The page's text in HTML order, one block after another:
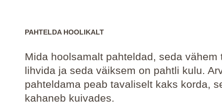
PAHTELDA HOOLIKALT
Mida hoolsamalt pahteldad, seda vähem
lihvida ja seda väiksem on pahtli kulu.
pahteldama peab tavaliselt kaks korda,
kahaneb kuivades.